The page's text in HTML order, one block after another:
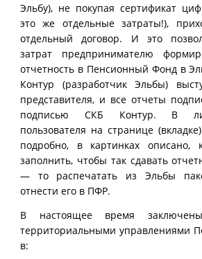
Эльбу), не покупая сертификат
это же отдельные затраты!),
отдельный договор. И это
затрат предпринимателю
отчетность в Пенсионный Фонд в
Контур (разработчик Эльбы)
представителя, и все отчеты
подписью СКБ Контур. В
пользователя на странице
подробно, в картинках
заполнить, чтобы так сдавать
— то распечатать из Эльбы
отнести его в ПФР.
В настоящее время
территориальными управлениями
в: